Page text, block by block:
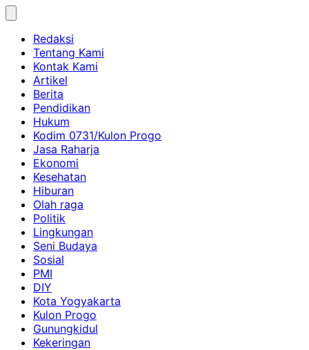
Skip
contentRedaksi
Tentang Kami
Kontak Kami
Artikel
Berita
Pendidikan
Hukum
Kodim 0731/Kulon Progo
Jasa Raharja
Ekonomi
Kesehatan
Hiburan
Olah raga
Politik
Lingkungan
Seni Budaya
Sosial
PMI
DIY
Kota Yogyakarta
Kulon Progo
Gunungkidul
Kekeringan